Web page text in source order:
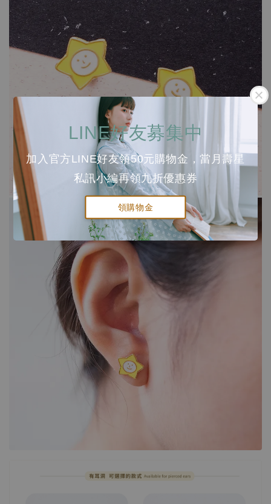
LINE好友募集中
加入官方LINE好友領50元購物金，當月壽星
私訊小編再領九折優惠券
領購物金